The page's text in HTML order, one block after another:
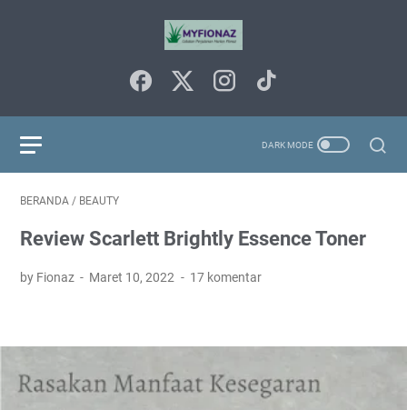
BERANDA / BEAUTY
Review Scarlett Brightly Essence Toner
by Fionaz Maret 10, 2022 17 komentar